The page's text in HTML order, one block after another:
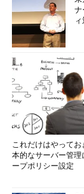
ナ
これだけはやって
本的なサーバー管理
ープポリシー設定